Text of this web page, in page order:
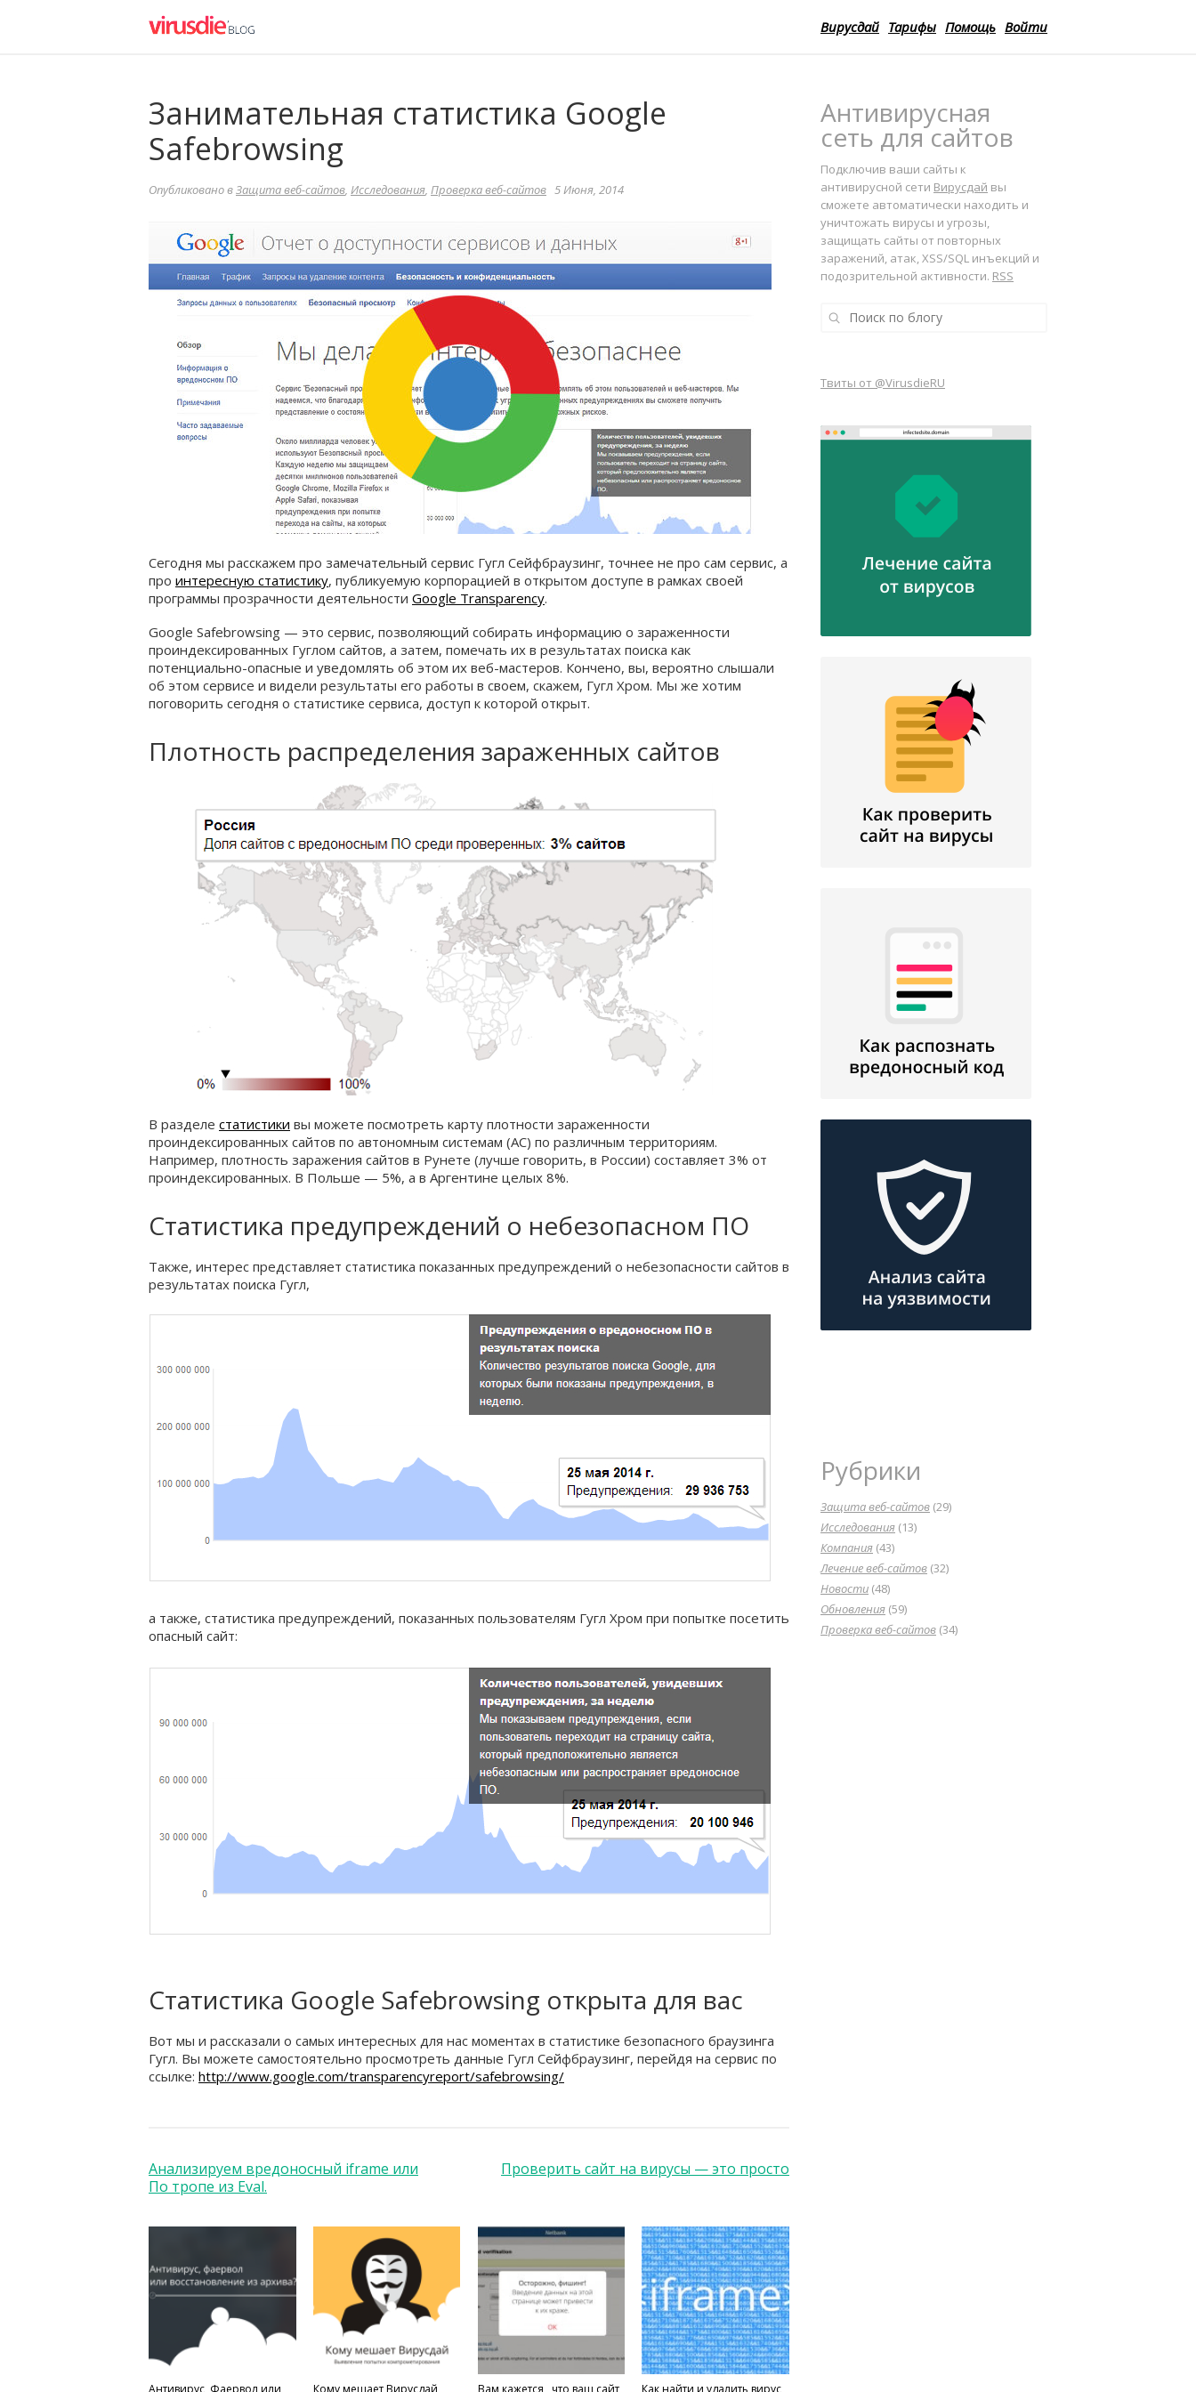
Вирусдай Тарифы Помощь Войти
Занимательная статистика Google
Safebrowsing
Опубликовано вЗащита веб-сайтов, Исследования, Проверка веб-сайтов 5 Июня, 2014
Сегодня мы расскажем про замечательный сервис Гугл Сейфбраузинг, точнее не про сам сервис, а
про интересную статистику, публикуемую корпорацией в открытом доступе в рамках своей
программы прозрачности деятельности Google Transparency.
Google Safebrowsing — это сервис, позволяющий собирать информацию о зараженности
проиндексированных Гуглом сайтов, а затем, помечать их в результатах поиска как
потенциально-опасные и уведомлять об этом их веб-мастеров. Кончено, вы, вероятно слышали
об этом сервисе и видели результаты его работы в своем, скажем, Гугл Хром. Мы же хотим
поговорить сегодня о статистике сервиса, доступ к которой открыт.
Плотность распределения зараженных сайтов
В разделе статистики вы можете посмотреть карту плотности зараженности
проиндексированных сайтов по автономным системам (АС) по различным территориям.
Например, плотность заражения сайтов в Рунете (лучше говорить, в России) составляет 3% от
проиндексированных. В Польше — 5%, а в Аргентине целых 8%.
Статистика предупреждений о небезопасном ПО
Также, интерес представляет статистика показанных предупреждений о небезопасности сайтов в
результатах поиска Гугл,
а также, статистика предупреждений, показанных пользователям Гугл Хром при попытке посетить
опасный сайт:
Статистика Google Safebrowsing открыта для вас
Вот мы и рассказали о самых интересных для нас моментах в статистике безопасного браузинга
Гугл. Вы можете самостоятельно просмотреть данные Гугл Сейфбраузинг, перейдя на сервис по
ссылке: http://www.google.com/transparencyreport/safebrowsing/
Анализируем вредоносный iframe или
По тропе из Eval.
Проверить сайт на вирусы — это просто
Антивирус, Фаервол или Кому мешает Вирусдай Вам кажется , что ваш сайт Как найти и удалить вирус
Антивирусная
сеть для сайтов
Подключив ваши сайты к
антивирусной сети Вирусдай вы
сможете автоматически находить и
уничтожать вирусы и угрозы,
защищать сайты от повторных
заражений, атак, XSS/SQL инъекций и
подозрительной активности. RSS
Твиты от @VirusdieRU
Рубрики
Защита веб-сайтов (29)
Исследования (13)
Компания (43)
Лечение веб-сайтов (32)
Новости (48)
Обновления (59)
Проверка веб-сайтов (34)